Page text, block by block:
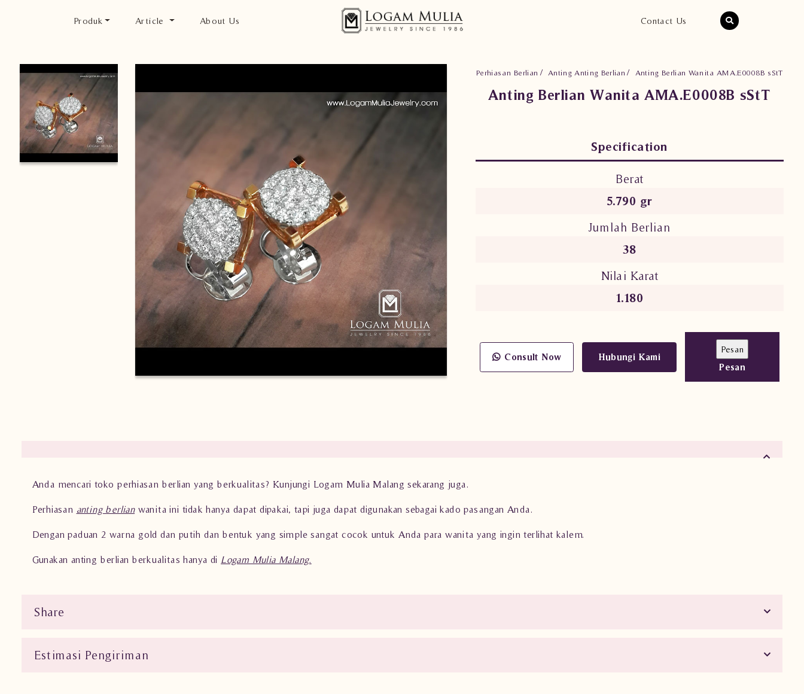
Produk Article About Us Contact Us
Perhiasan Berlian Anting Anting Berlian Anting Berlian Wanita AMA.E0008B sStT
Anting Berlian Wanita AMA.E0008B sStT
Specification
Berat
5.790 gr
Jumlah Berlian
38
Nilai Karat
1.180
Consult Now
Hubungi Kami
Pesan
Anda mencari toko perhiasan berlian yang berkualitas? Kunjungi Logam Mulia Malang sekarang juga.
Perhiasan anting berlianwanita ini tidak hanya dapat dipakai, tapi juga dapat digunakan sebagai kado pasangan Anda.
Dengan paduan 2 warna gold dan putih dan bentuk yang simple sangat cocok untuk Anda para wanita yang ingin terlihat kalem.
Gunakan anting berlian berkualitas hanya di Logam Mulia Malang.
Share
Estimasi Pengiriman